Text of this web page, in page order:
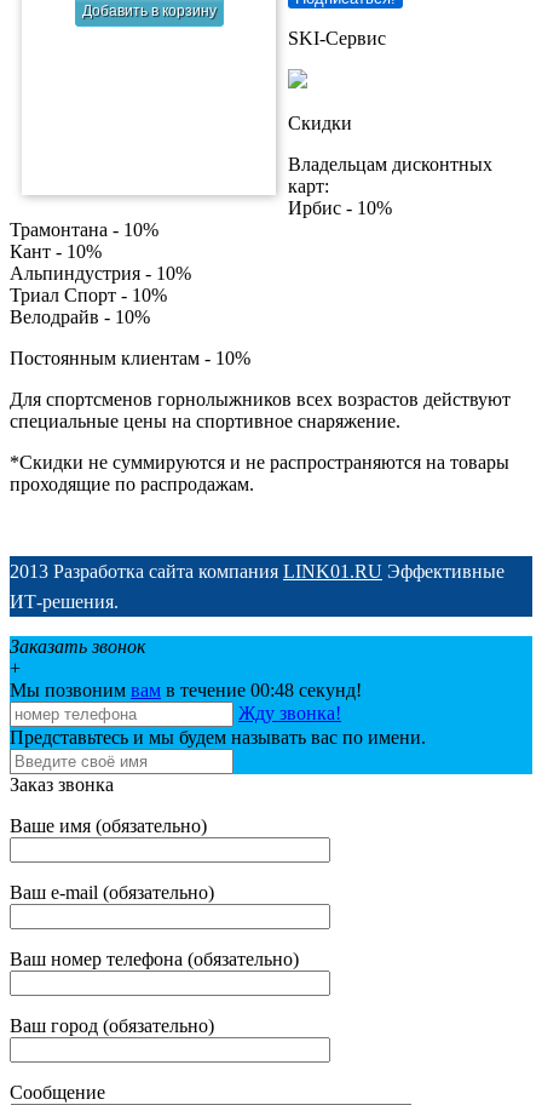
SKI-Сервис
Скидки
Владельцам дисконтных
карт:
Ирбис - 10%
Трамонтана - 10%
Кант - 10%
Альпиндустрия - 10%
Триал Спорт - 10%
Велодрайв - 10%
Постоянным клиентам - 10%
Для спортсменов горнолыжников всех возрастов действуют
специальные цены на спортивное снаряжение.
*Скидки не суммируются и не распространяются на товары
проходящие по распродажам.
2013 Разработка сайта компания LINK01.RU Эффективные
ИТ-решения.
Заказать звонок
+
Мы позвоним вам в течение 00:48 секунд!
Жду звонка!
Представьтесь и мы будем называть вас по имени.
Заказ звонка
Ваше имя (обязательно)
Ваш e-mail (обязательно)
Ваш номер телефона (обязательно)
Ваш город (обязательно)
Сообщение